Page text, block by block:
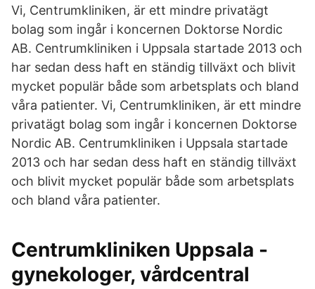
Vi, Centrumkliniken, är ett mindre privatägt
bolag som ingår i koncernen Doktorse Nordic
AB. Centrumkliniken i Uppsala startade 2013 och
har sedan dess haft en ständig tillväxt och blivit
mycket populär både som arbetsplats och bland
våra patienter. Vi, Centrumkliniken, är ett mindre
privatägt bolag som ingår i koncernen Doktorse
Nordic AB. Centrumkliniken i Uppsala startade
2013 och har sedan dess haft en ständig tillväxt
och blivit mycket populär både som arbetsplats
och bland våra patienter.
Centrumkliniken Uppsala -
gynekologer, vårdcentral